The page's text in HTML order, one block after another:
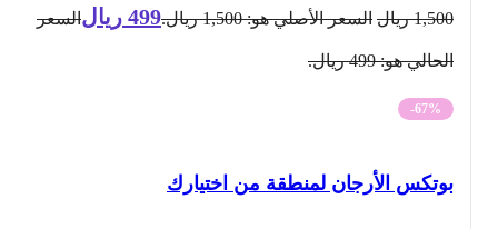
1,500 ريال السعر الأصلي هو: 1,500 ريال. 499 ريال السعر
الحالي هو: 499 ريال.
-67%
بوتكس الأرجان لمنطقة من اختيارك